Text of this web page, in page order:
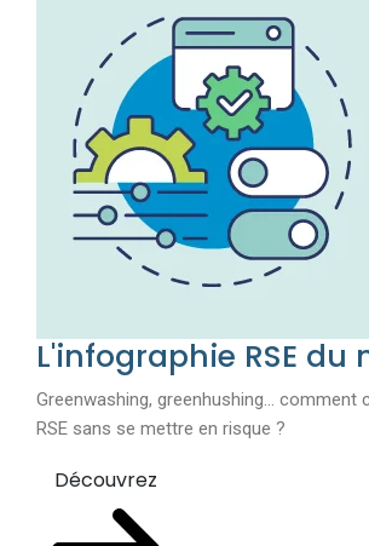
L'infographie RSE du
Greenwashing, greenhushing… comment
RSE sans se mettre en risque ?
Découvrez